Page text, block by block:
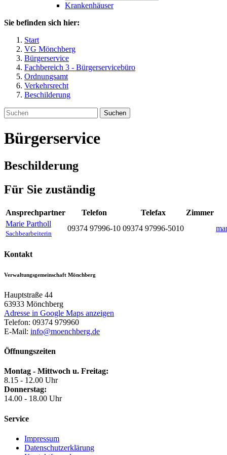
Krankenhäuser
Sie befinden sich hier:
Start
VG Mönchberg
Bürgerservice
Fachbereich 3 - Bürgerservicebüro
Ordnungsamt
Verkehrsrecht
Beschilderung
Suchen
Bürgerservice
Beschilderung
Für Sie zuständig
Ansprechpartner Telefon Telefax Zimmer
Marie Partholl
Sachbearbeiterin
09374 97996-10 09374 97996-5010
Kontakt
Verwaltungsgemeinschaft Mönchberg
Hauptstraße 44
63933 Mönchberg
Adresse in Google Maps anzeigen
Telefon: 09374 979960
E-Mail: info@moenchberg.de
Öffnungszeiten
Montag - Mittwoch u. Freitag:
8.15 - 12.00 Uhr
Donnerstag:
14.00 - 18.00 Uhr
Service
Impressum
Datenschutzerklärung